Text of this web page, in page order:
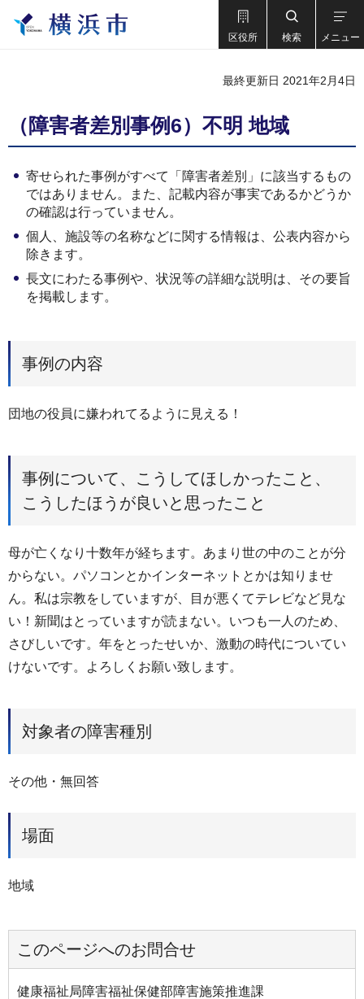
区役所 検索 メニュー
最終更新日 2021年2月4日
（障害者差別事例6）不明 地域
寄せられた事例がすべて「障害者差別」に該当するもの
ではありません。また、記載内容が事実であるかどうか
の確認は行っていません。
個人、施設等の名称などに関する情報は、公表内容から
除きます。
長文にわたる事例や、状況等の詳細な説明は、その要旨
を掲載します。
事例の内容
団地の役員に嫌われてるように見える！
事例について、こうしてほしかったこと、
こうしたほうが良いと思ったこと
母が亡くなり十数年が経ちます。あまり世の中のことが分
からない。パソコンとかインターネットとかは知りませ
ん。私は宗教をしていますが、目が悪くてテレビなど見な
い！新聞はとっていますが読まない。いつも一人のため、
さびしいです。年をとったせいか、激動の時代についてい
けないです。よろしくお願い致します。
対象者の障害種別
その他・無回答
場面
地域
このページへのお問合せ
健康福祉局障害福祉保健部障害施策推進課